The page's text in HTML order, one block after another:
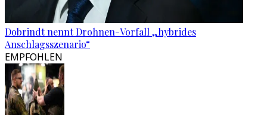
Dobrindt nennt Drohnen-Vorfall „hybrides
Anschlagsszenario“
EMPFOHLEN